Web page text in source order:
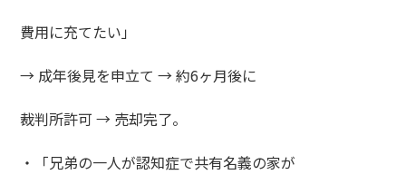
費用に充てたい」
→ 成年後見を申立て → 約6ヶ月後に
裁判所許可 → 売却完了。
・「兄弟の一人が認知症で共有名義の家が